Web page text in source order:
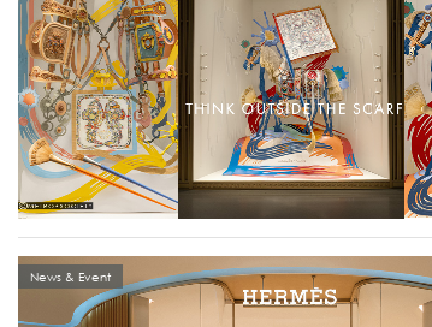
News & Event